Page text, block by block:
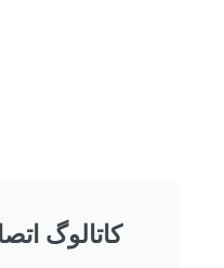
کاتالوگ